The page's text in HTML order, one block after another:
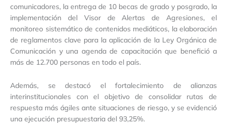
comunicadores, la entrega de 10 becas de grado y posgrado, la
implementación del Visor de Alertas de Agresiones, el
monitoreo sistemático de contenidos mediáticos, la elaboración
de reglamentos clave para la aplicación de la Ley Orgánica de
Comunicación y una agenda de capacitación que benefició a
más de 12.700 personas en todo el país.
Además, se destacó el fortalecimiento de alianzas
interinstitucionales con el objetivo de consolidar rutas de
respuesta más ágiles ante situaciones de riesgo, y se evidenció
una ejecución presupuestaria del 93,25%.